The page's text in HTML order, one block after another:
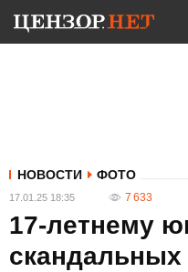
НОВОСТИ ФОТО
17.01.25 18:35 7 633
17-летнему